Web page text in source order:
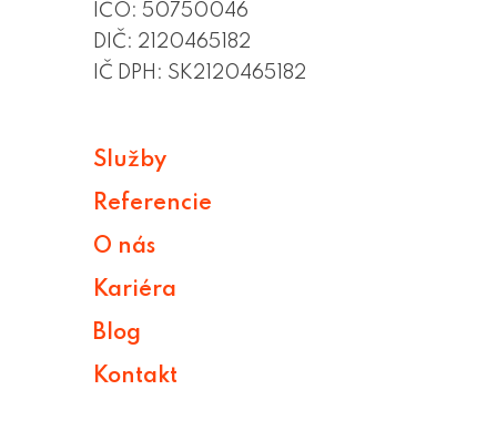
IČO: 50750046
DIČ: 2120465182
IČ DPH: SK2120465182
Služby
Referencie
O nás
Kariéra
Blog
Kontakt